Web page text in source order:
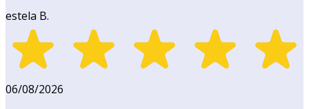
estela B.
06/08/2026